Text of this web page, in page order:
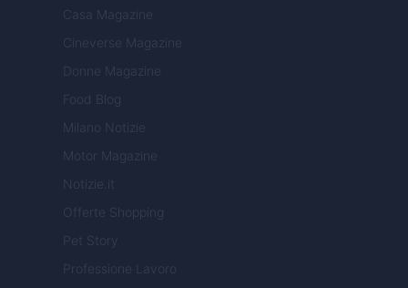
Casa Magazine
Cineverse Magazine
Donne Magazine
Food Blog
Milano Notizie
Motor Magazine
Notizie.it
Offerte Shopping
Pet Story
Professione Lavoro